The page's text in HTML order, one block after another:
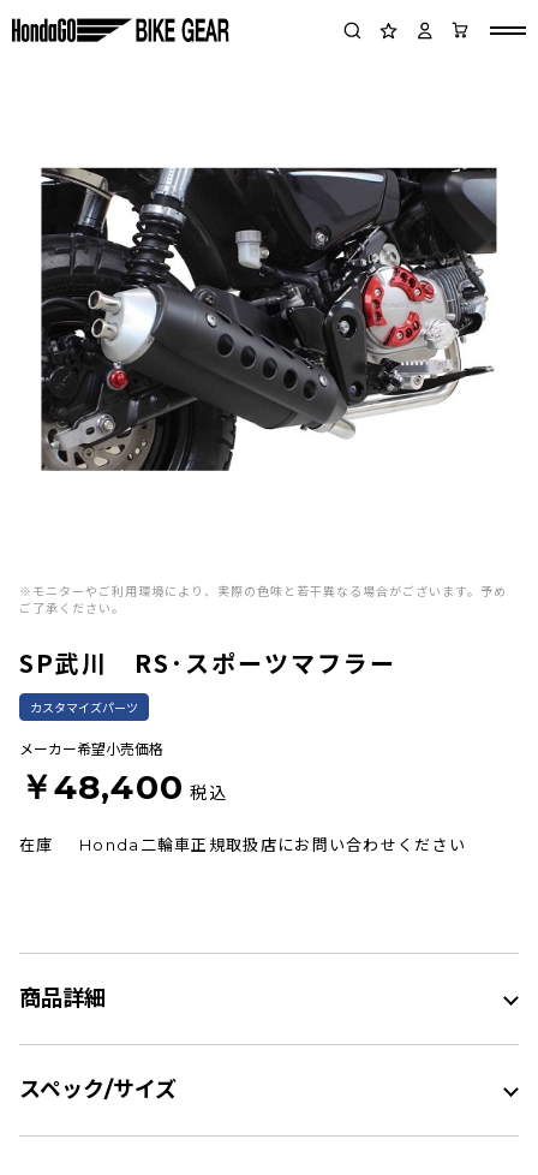
※モニターやご利用環境により、実際の色味と若干異なる場合がございます。予め
ご了承ください。
カスタマイズパーツ
SP武川 RS･スポーツマフラー
メーカー希望小売価格
￥48,400 税込
在庫 Honda二輪車正規取扱店にお問い合わせください
商品詳細
スペック/サイズ